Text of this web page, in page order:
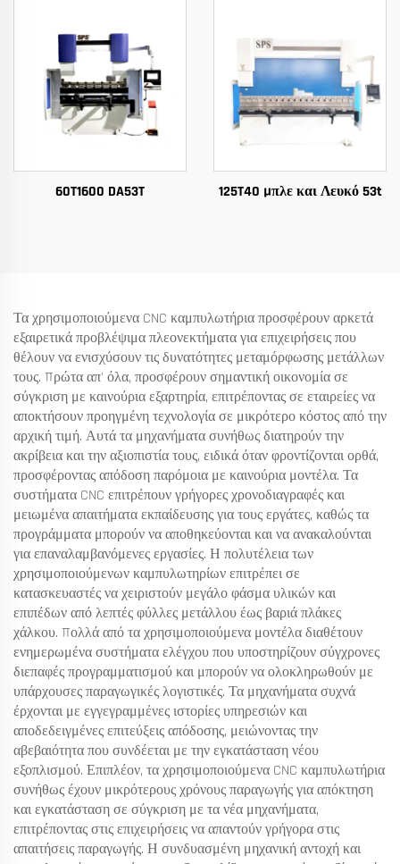
60T1600 DA53T 125T40 Μπλε και Λευκό 53t
Τα χρησιμοποιούμενα CNC καμπυλωτήρια προσφέρουν αρκετά
εξαιρετικά προβλέψιμα πλεονεκτήματα για επιχειρήσεις που
θέλουν να ενισχύσουν τις δυνατότητες μεταμόρφωσης μετάλλων
τους. Πρώτα απ' όλα, προσφέρουν σημαντική οικονομία σε
σύγκριση με καινούρια εξαρτηρία, επιτρέποντας σε εταιρείες να
αποκτήσουν προηγμένη τεχνολογία σε μικρότερο κόστος από την
αρχική τιμή. Αυτά τα μηχανήματα συνήθως διατηρούν την
ακρίβεια και την αξιοπιστία τους, ειδικά όταν φροντίζονται ορθά,
προσφέροντας απόδοση παρόμοια με καινούρια μοντέλα. Τα
συστήματα CNC επιτρέπουν γρήγορες χρονοδιαγραφές και
μειωμένα απαιτήματα εκπαίδευσης για τους εργάτες, καθώς τα
προγράμματα μπορούν να αποθηκεύονται και να ανακαλούνται
για επαναλαμβανόμενες εργασίες. Η πολυτέλεια των
χρησιμοποιούμενων καμπυλωτηρίων επιτρέπει σε
κατασκευαστές να χειριστούν μεγάλο φάσμα υλικών και
επιπέδων από λεπτές φύλλες μετάλλου έως βαριά πλάκες
χάλκου. Πολλά από τα χρησιμοποιούμενα μοντέλα διαθέτουν
ενημερωμένα συστήματα ελέγχου που υποστηρίζουν σύγχρονες
διεπαφές προγραμματισμού και μπορούν να ολοκληρωθούν με
υπάρχουσες παραγωγικές λογιστικές. Τα μηχανήματα συχνά
έρχονται με εγγεγραμμένες ιστορίες υπηρεσιών και
αποδεδειγμένες επιτεύξεις απόδοσης, μειώνοντας την
αβεβαιότητα που συνδέεται με την εγκατάσταση νέου
εξοπλισμού. Επιπλέον, τα χρησιμοποιούμενα CNC καμπυλωτήρια
συνήθως έχουν μικρότερους χρόνους παραγωγής για απόκτηση
και εγκατάσταση σε σύγκριση με τα νέα μηχανήματα,
επιτρέποντας στις επιχειρήσεις να απαντούν γρήγορα στις
απαιτήσεις παραγωγής. Η συνδυασμένη μηχανική αντοχή και